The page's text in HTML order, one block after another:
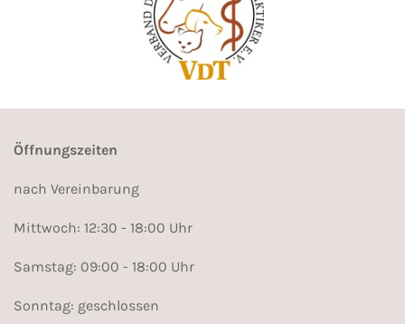
Öffnungszeiten
nach Vereinbarung
Mittwoch: 12:30 - 18:00 Uhr
Samstag: 09:00 - 18:00 Uhr
Sonntag: geschlossen